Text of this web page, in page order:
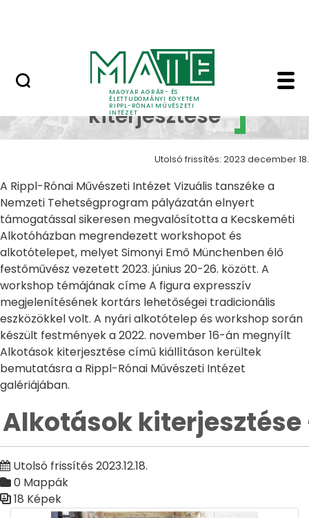
MAGYAR AGRÁR- ÉS
ÉLETTUDOMÁNYI EGYETEM
RIPPL-RÓNAI MŰVÉSZETI
INTÉZET
AlkotásokAlkotások
kiterjesztése
Utolsó frissítés: 2023 december 18.
A Rippl-Rónai Művészeti Intézet Vizuális tanszéke a
Nemzeti Tehetségprogram pályázatán elnyert
támogatással sikeresen megvalósította a Kecskeméti
Alkotóházban megrendezett workshopot és
alkotótelepet, melyet Simonyi Emő Münchenben élő
festőművész vezetett 2023. június 20-26. között. A
workshop témájának címe A figura expresszív
megjelenítésének kortárs lehetőségei tradicionális
eszközökkel volt. A nyári alkotótelep és workshop során
készült festmények a 2022. november 16-án megnyílt
Alkotások kiterjesztése című kiállításon kerültek
bemutatásra a Rippl-Rónai Művészeti Intézet
galériájában.
Alkotások
Utolsó frissítés 2023.12.18.
0 Mappák
18 Képek